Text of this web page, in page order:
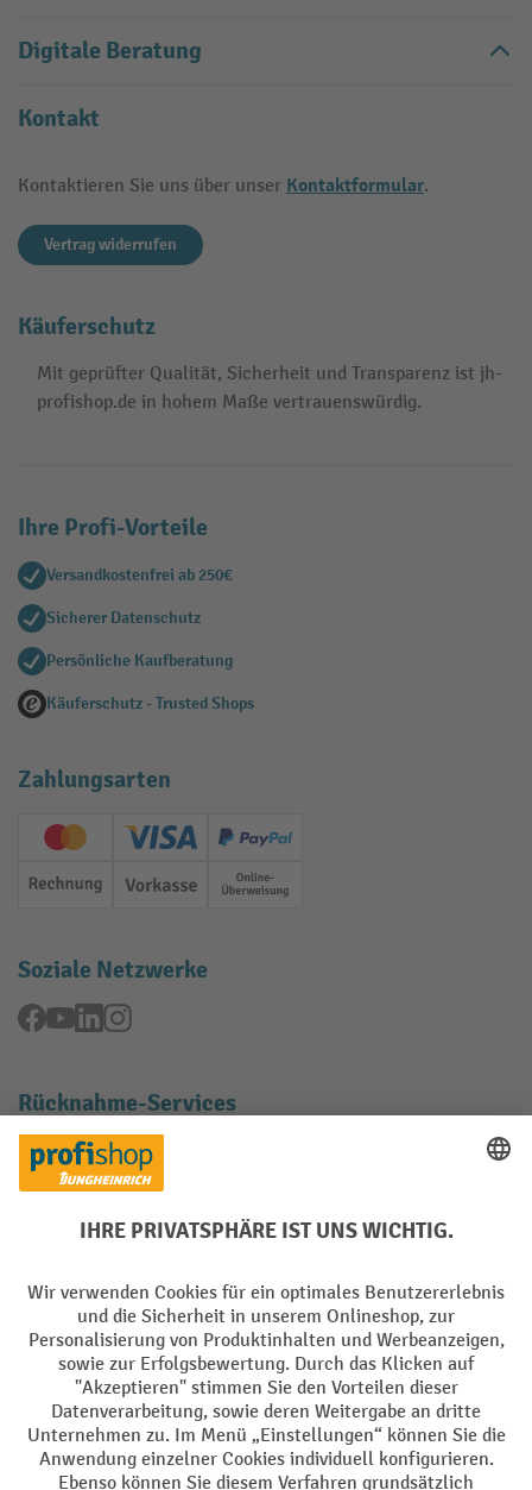
Digitale Beratung
Kontakt
Kontaktieren Sie uns über unser Kontaktformular.
Vertrag widerrufen
Käuferschutz
Mit geprüfter Qualität, Sicherheit und Transparenz ist jh-
profishop.de in hohem Maße vertrauenswürdig.
Ihre Profi-Vorteile
Versandkostenfrei ab 250€
Sicherer Datenschutz
Persönliche Kaufberatung
Käuferschutz - Trusted Shops
Zahlungsarten
Creditcard (Master)Creditcard (Visa)
PayPal
Rechnung Vorkasse Online-Überweisung
Soziale Netzwerke
Facebook
YouTubeLinkedInInstagram
Rücknahme-Services
Elektrogeräte Rückname
Batterie Rückname
Impressum Datenschutz
Barrierefreiheit Grounding Page Privacy Settings
Alle Preise exkl. gesetzl. Mehrwertsteuer zzgl.Versandkostenund ggf.